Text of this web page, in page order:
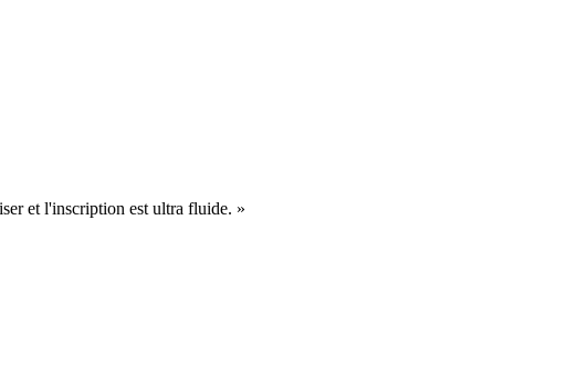
et l'inscription est ultra fluide. »